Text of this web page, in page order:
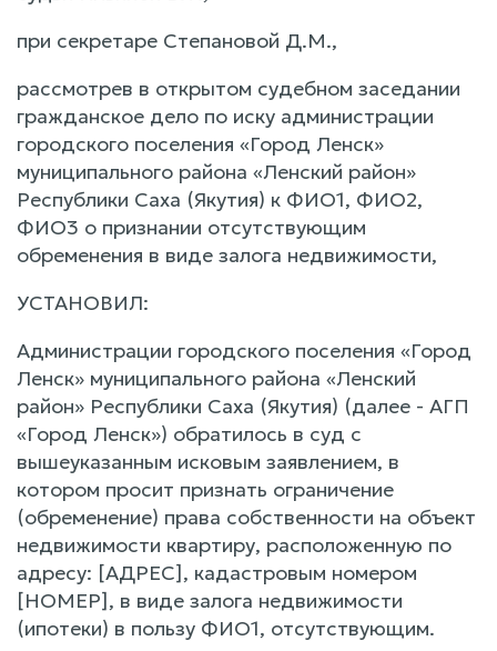
при секретаре Степановой Д.М.,
рассмотрев в открытом судебном заседании
гражданское дело по иску администрации
городского поселения «Город Ленск»
муниципального района «Ленский район»
Республики Саха (Якутия) к ФИО1, ФИО2,
ФИО3 о признании отсутствующим
обременения в виде залога недвижимости,
УСТАНОВИЛ:
Администрации городского поселения «Город
Ленск» муниципального района «Ленский
район» Республики Саха (Якутия) (далее - АГП
«Город Ленск») обратилось в суд с
вышеуказанным исковым заявлением, в
котором просит признать ограничение
(обременение) права собственности на объект
недвижимости квартиру, расположенную по
адресу: [АДРЕС], кадастровым номером
[НОМЕР], в виде залога недвижимости
(ипотеки) в пользу ФИО1, отсутствующим.